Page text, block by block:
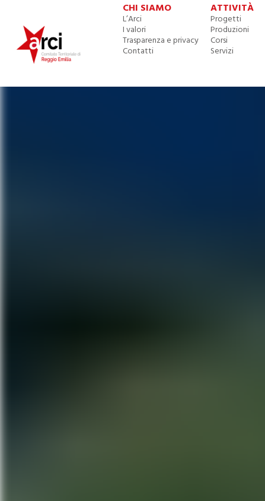
CHI SIAMO
L’Arci
I valori
Trasparenza e privacy
Contatti
ATTIVITÀ
Progetti
Produzioni
Corsi
Servizi